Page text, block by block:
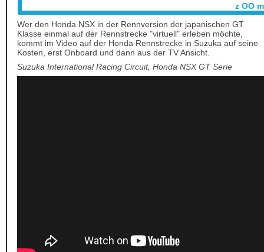
z OO m
Wer den Honda NSX in der Rennversion der japanischen GT
Klasse einmal auf der Rennstrecke "virtuell" erleben möchte,
kommt im Video auf der Honda Rennstrecke in Suzuka auf seine
Kosten, erst Onboard und dann aus der TV Ansicht.
Suzuka International Racing Circuit, Honda NSX GT Serie